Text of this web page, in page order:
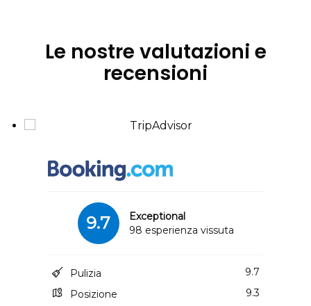
Le nostre valutazioni e
recensioni
9.7
Exceptional
98 esperienza vissuta
Pulizia
9.7
Posizione
9.3